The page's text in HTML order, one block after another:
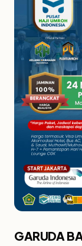
GARUDA